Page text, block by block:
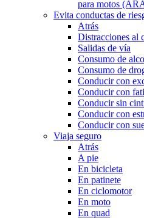
para motos
Evita conductas de
Atrás
Distracciones al
Salidas de vía
Consumo de
Consumo de
Conducir con
Conducir con
Conducir sin
Conducir con
Conducir con
Viaja seguro
Atrás
A pie
En bicicleta
En patinete
En ciclomotor
En moto
En quad